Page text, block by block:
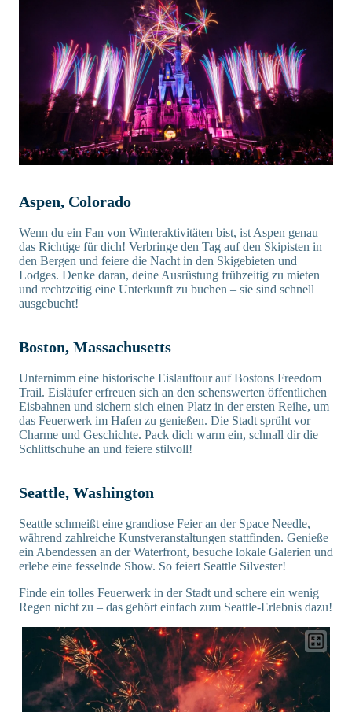
Aspen, Colorado
Wenn du ein Fan von Winteraktivitäten bist, ist Aspen genau
das Richtige für dich! Verbringe den Tag auf den Skipisten in
den Bergen und feiere die Nacht in den Skigebieten und
Lodges. Denke daran, deine Ausrüstung frühzeitig zu mieten
und rechtzeitig eine Unterkunft zu buchen – sie sind schnell
ausgebucht!
Boston, Massachusetts
Unternimm eine historische Eislauftour auf Bostons Freedom
Trail. Eisläufer erfreuen sich an den sehenswerten öffentlichen
Eisbahnen und sichern sich einen Platz in der ersten Reihe, um
das Feuerwerk im Hafen zu genießen. Die Stadt sprüht vor
Charme und Geschichte. Pack dich warm ein, schnall dir die
Schlittschuhe an und feiere stilvoll!
Seattle, Washington
Seattle schmeißt eine grandiose Feier an der Space Needle,
während zahlreiche Kunstveranstaltungen stattfinden. Genieße
ein Abendessen an der Waterfront, besuche lokale Galerien und
erlebe eine fesselnde Show. So feiert Seattle Silvester!
Finde ein tolles Feuerwerk in der Stadt und schere ein wenig
Regen nicht zu – das gehört einfach zum Seattle-Erlebnis dazu!